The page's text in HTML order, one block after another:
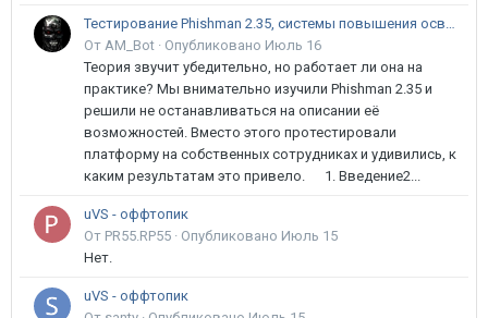
Тестирование Phishman 2.35, системы повышения осведомлённости пользователей в сфере ИБ
От AM_Bot · Опубликовано Июль 16
Теория звучит убедительно, но работает ли она на
практике? Мы внимательно изучили Phishman 2.35 и
решили не останавливаться на описании её
возможностей. Вместо этого протестировали
платформу на собственных сотрудниках и удивились, к
каким результатам это привело. 1. Введение2...
uVS - оффтопик
От PR55.RP55 · Опубликовано Июль 15
Нет.
uVS - оффтопик